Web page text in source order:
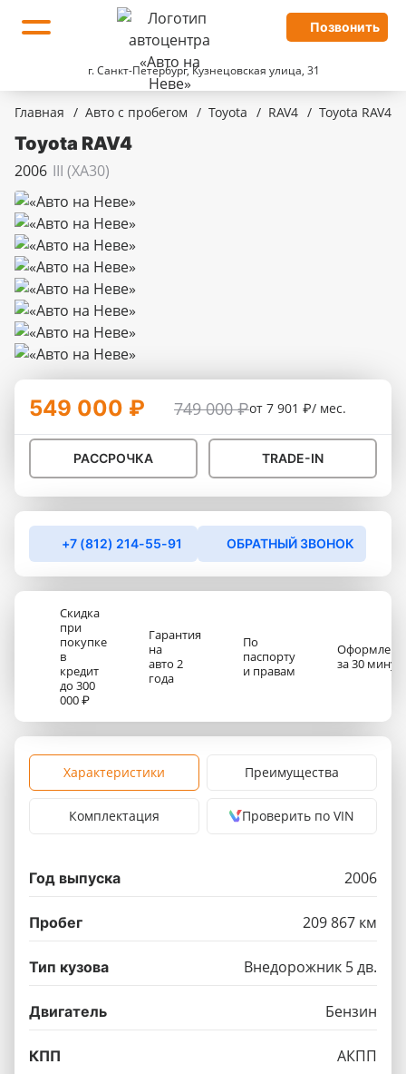
г. Санкт-Петербург, Кузнецовская улица, 31
Позвонить
Главная / Авто с пробегом / Toyota / RAV4 / Toyota RAV4
Toyota RAV4
2006 III (XA30)
549 000 ₽ 749 000 ₽от 7 901 ₽/ мес.
РАССРОЧКА TRADE-IN
+7 (812) 214-55-91 ОБРАТНЫЙ ЗВОНОК
Скидка
при
покупке
в
кредит
до 300
000 ₽
Гарантия
на
авто 2
года
По
паспорту
и правам
за 30 минут
Характеристики Преимущества
Комплектация Проверить по VIN
Год выпуска 2006
Пробег 209 867 км
Тип кузова Внедорожник 5 дв.
Двигатель Бензин
КПП АКПП